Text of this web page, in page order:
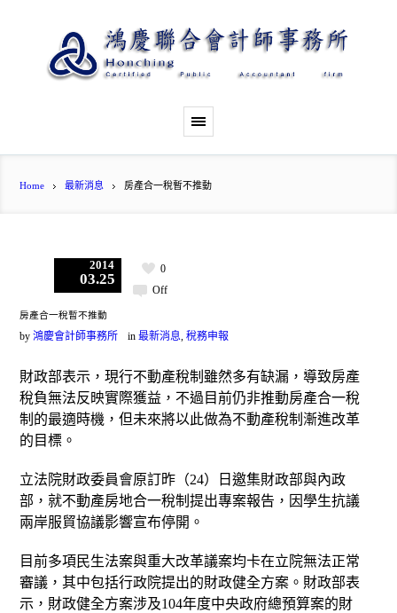
Home 最新消息 房產合一稅暫不推動
2014
03.25
Off
0
房產合一稅暫不推動
by鴻慶會計師事務所 in最新消息,稅務申報
財政部表示，現行不動產稅制雖然多有缺漏，導致房產
稅負無法反映實際獲益，不過目前仍非推動房產合一稅
制的最適時機，但未來將以此做為不動產稅制漸進改革
的目標。
立法院財政委員會原訂昨（24）日邀集財政部與內政
部，就不動產房地合一稅制提出專案報告，因學生抗議
兩岸服貿協議影響宣布停開。
目前多項民生法案與重大改革議案均卡在立院無法正常
審議，其中包括行政院提出的財政健全方案。財政部表
示，財政健全方案涉及104年度中央政府總預算案的財